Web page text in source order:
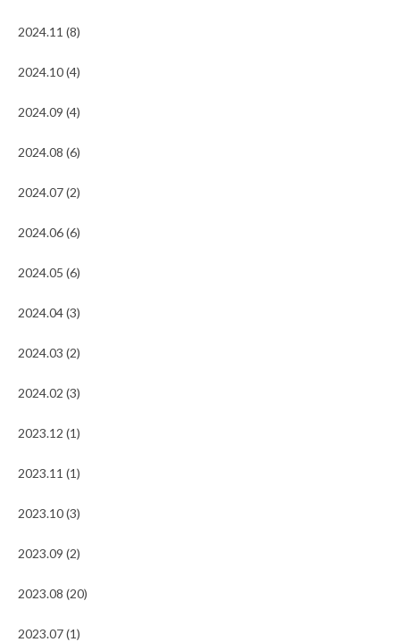
2024.11 (8)
2024.10 (4)
2024.09 (4)
2024.08 (6)
2024.07 (2)
2024.06 (6)
2024.05 (6)
2024.04 (3)
2024.03 (2)
2024.02 (3)
2023.12 (1)
2023.11 (1)
2023.10 (3)
2023.09 (2)
2023.08 (20)
2023.07 (1)